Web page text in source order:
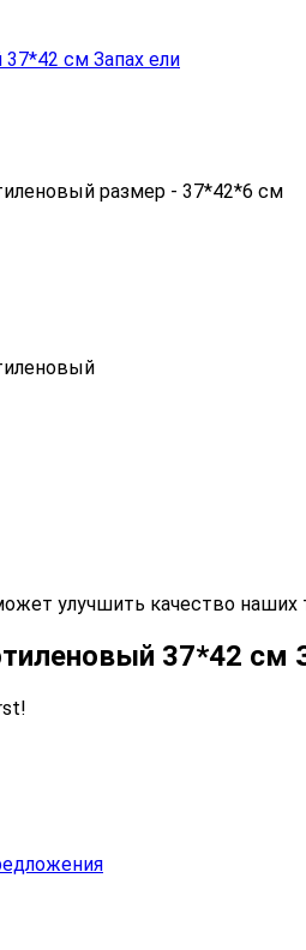
размер - 37*42*6 см
улучшить качество наших
37*42 см